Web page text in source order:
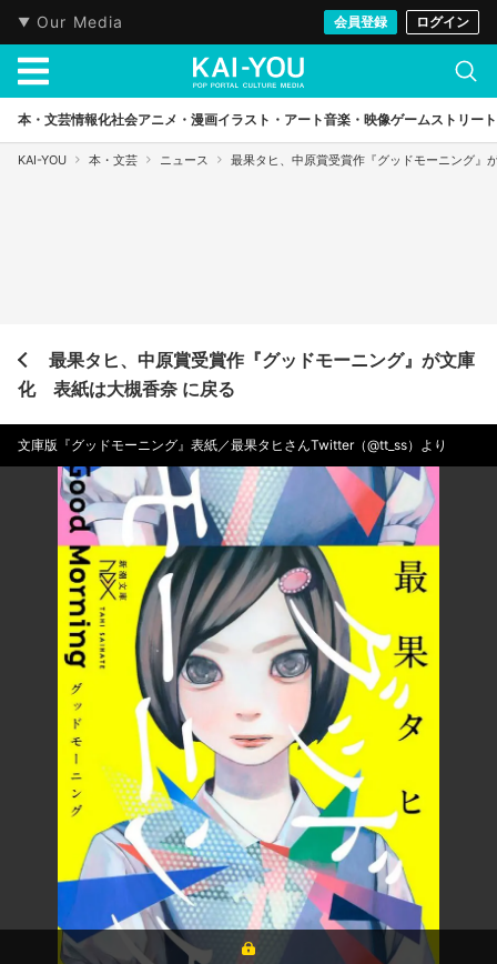
Our Media 会員登録 ログイン
本・文芸情報化社会アニメ・漫画イラスト・アート音楽・映像ゲームストリート
KAI-YOU 本・文芸 ニュース 最果タヒ、中原賞受賞作『グッドモーニング
最果タヒ、中原賞受賞作『グッドモーニング』が文庫
化 表紙は大槻香奈 に戻る
文庫版『グッドモーニング』表紙／最果タヒさんTwitter（@tt_ss）より